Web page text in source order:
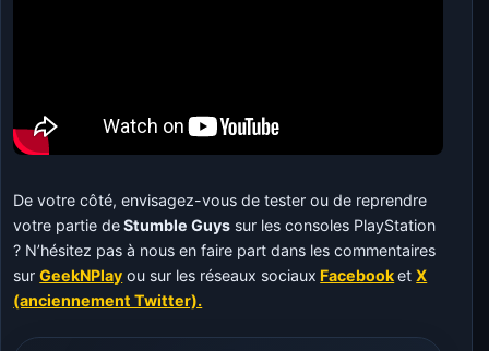
De votre côté, envisagez-vous de tester ou de reprendre
votre partie deStumble Guys sur les consoles PlayStation
? N’hésitez pas à nous en faire part dans les commentaires
surGeekNPlay ou sur les réseaux sociaux FacebooketX
(anciennement Twitter).